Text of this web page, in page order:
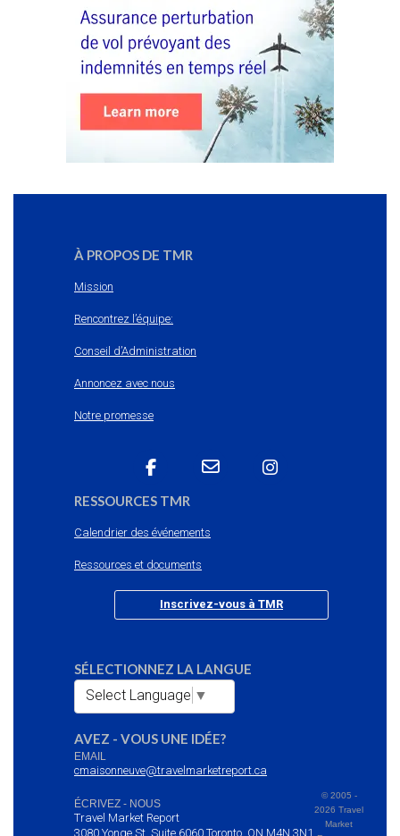
À PROPOS DE TMR
Mission
Rencontrez l’équipe:
Conseil d’Administration
Annoncez avec nous
Notre promesse
RESSOURCES TMR
Calendrier des événements
Ressources et documents
Inscrivez-vous à TMR
SÉLECTIONNEZ LA LANGUE
Select Language ▼
AVEZ - VOUS UNE IDÉE?
EMAIL
cmaisonneuve@travelmarketreport.ca
ÉCRIVEZ - NOUS
Travel Market Report
3080 Yonge St. Suite 6060 Toronto, ON M4N 3N1
© 2005 -
2026 Travel
Market